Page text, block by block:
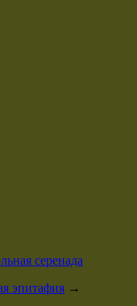
серенада
эпитафия →